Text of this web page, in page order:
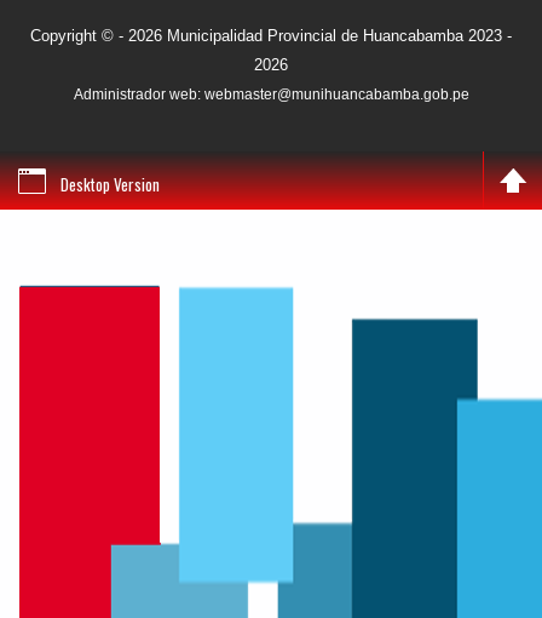
Copyright © - 2026 Municipalidad Provincial de Huancabamba 2023 -
2026
Administrador web: webmaster@munihuancabamba.gob.pe
Desktop Version